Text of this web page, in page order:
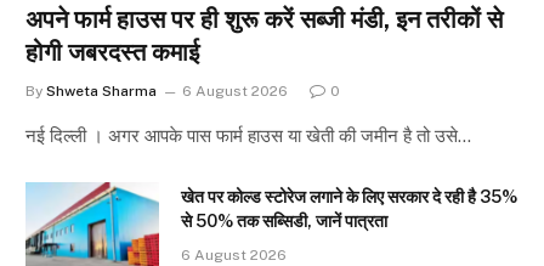
अपने फार्म हाउस पर ही शुरू करें सब्जी मंडी, इन तरीकों से
होगी जबरदस्त कमाई
By Shweta Sharma 6 August 2026 0
नई दिल्ली । अगर आपके पास फार्म हाउस या खेती की जमीन है तो उसे…
खेत पर कोल्ड स्टोरेज लगाने के लिए सरकार दे रही है 35%
से 50% तक सब्सिडी, जानें पात्रता
6 August 2026